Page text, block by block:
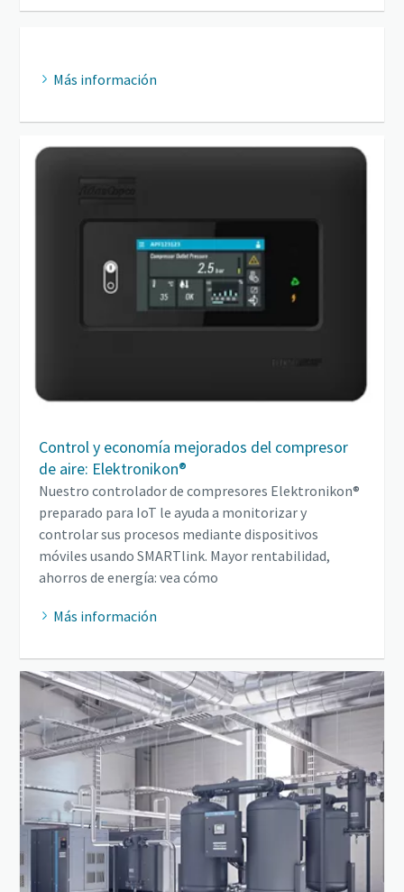
Más información
Control y economía mejorados del compresor
de aire: Elektronikon®
Nuestro controlador de compresores Elektronikon®
preparado para IoT le ayuda a monitorizar y
controlar sus procesos mediante dispositivos
móviles usando SMARTlink. Mayor rentabilidad,
ahorros de energía: vea cómo
Más información